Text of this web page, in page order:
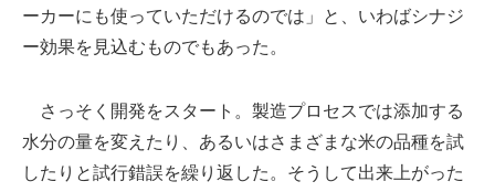
ーカーにも使っていただけるのでは」と、いわばシナジ
ー効果を見込むものでもあった。
さっそく開発をスタート。製造プロセスでは添加する
水分の量を変えたり、あるいはさまざまな米の品種を試
したりと試行錯誤を繰り返した。そうして出来上がった